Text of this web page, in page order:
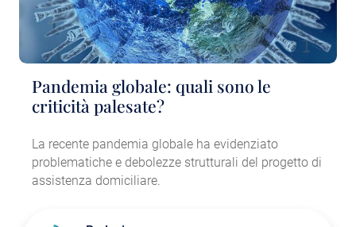
Pandemia globale: quali sono le
criticità palesate?
La recente pandemia globale ha evidenziato
problematiche e debolezze strutturali del progetto di
assistenza domiciliare.